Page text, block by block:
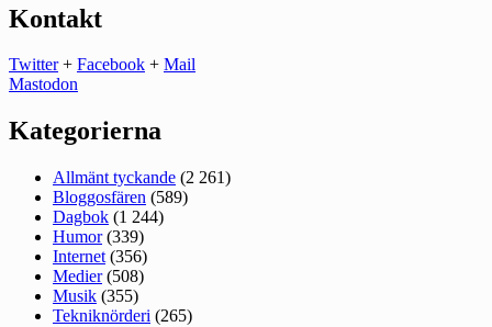
Kontakt
Twitter+ Facebook + Mail
Mastodon
Kategorierna
Allmänt tyckande (2 261)
Bloggosfären (589)
Dagbok (1 244)
Humor(339)
Internet (356)
Medier(508)
Musik (355)
Tekniknörderi (265)